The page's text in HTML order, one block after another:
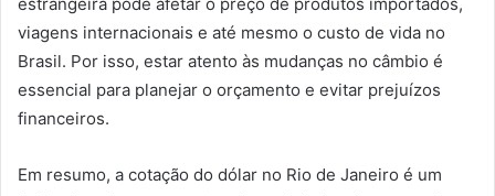
viagens internacionais e até mesmo o custo de vida no
Brasil. Por isso, estar atento às mudanças no câmbio é
essencial para planejar o orçamento e evitar prejuízos
financeiros.
Em resumo, a cotação do dólar no Rio de Janeiro é um